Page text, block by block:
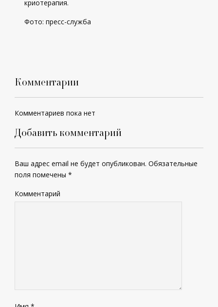
криотерапия.
Фото: пресс-служба
Комментарии
Комментариев пока нет
Добавить комментарий
Ваш адрес email не будет опубликован. Обязательные
поля помечены *
Комментарий